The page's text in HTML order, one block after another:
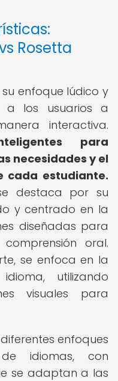
Rosetta
enfoque lúdico y
a los usuarios a
interactiva.
para
necesidades y el
cada estudiante.
destaca por su
y centrado en la
diseñadas para
oral.
se enfoca en la
utilizando
visuales para
enfoques
idiomas, con
se adaptan a las